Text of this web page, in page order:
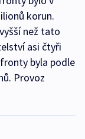
korun.
než tato
asi čtyři
byla podle
Provoz